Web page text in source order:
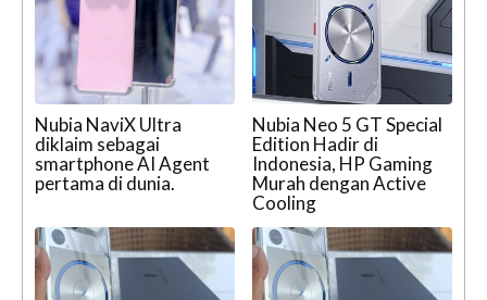
Nubia NaviX Ultra
diklaim sebagai
smartphone AI Agent
pertama di dunia.
Nubia Neo 5 GT Special
Edition Hadir di
Indonesia, HP Gaming
Murah dengan Active
Cooling